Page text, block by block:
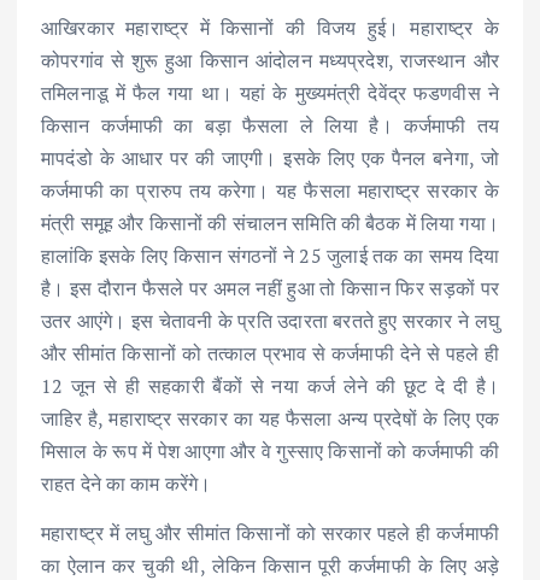
आखिरकार महाराष्ट्र में किसानों की विजय हुई। महाराष्ट्र के
कोपरगांव से शुरू हुआ किसान आंदोलन मध्यप्रदेश, राजस्थान और
तमिलनाडू में फैल गया था। यहां के मुख्यमंत्री देवेंद्र फडणवीस ने
किसान कर्जमाफी का बड़ा फैसला ले लिया है। कर्जमाफी तय
मापदंडो के आधार पर की जाएगी। इसके लिए एक पैनल बनेगा, जो
कर्जमाफी का प्रारुप तय करेगा। यह फैसला महाराष्ट्र सरकार के
मंत्री समूह और किसानों की संचालन समिति की बैठक में लिया गया।
हालांकि इसके लिए किसान संगठनों ने 25 जुलाई तक का समय दिया
है। इस दौरान फैसले पर अमल नहीं हुआ तो किसान फिर सड़कों पर
उतर आएंगे। इस चेतावनी के प्रति उदारता बरतते हुए सरकार ने लघु
और सीमांत किसानों को तत्काल प्रभाव से कर्जमाफी देने से पहले ही
12 जून से ही सहकारी बैंकों से नया कर्ज लेने की छूट दे दी है।
जाहिर है, महाराष्ट्र सरकार का यह फैसला अन्य प्रदेषों के लिए एक
मिसाल के रूप में पेश आएगा और वे गुस्साए किसानों को कर्जमाफी की
राहत देने का काम करेंगे।
महाराष्ट्र में लघु और सीमांत किसानों को सरकार पहले ही कर्जमाफी
का ऐलान कर चुकी थी, लेकिन किसान पूरी कर्जमाफी के लिए अड़े